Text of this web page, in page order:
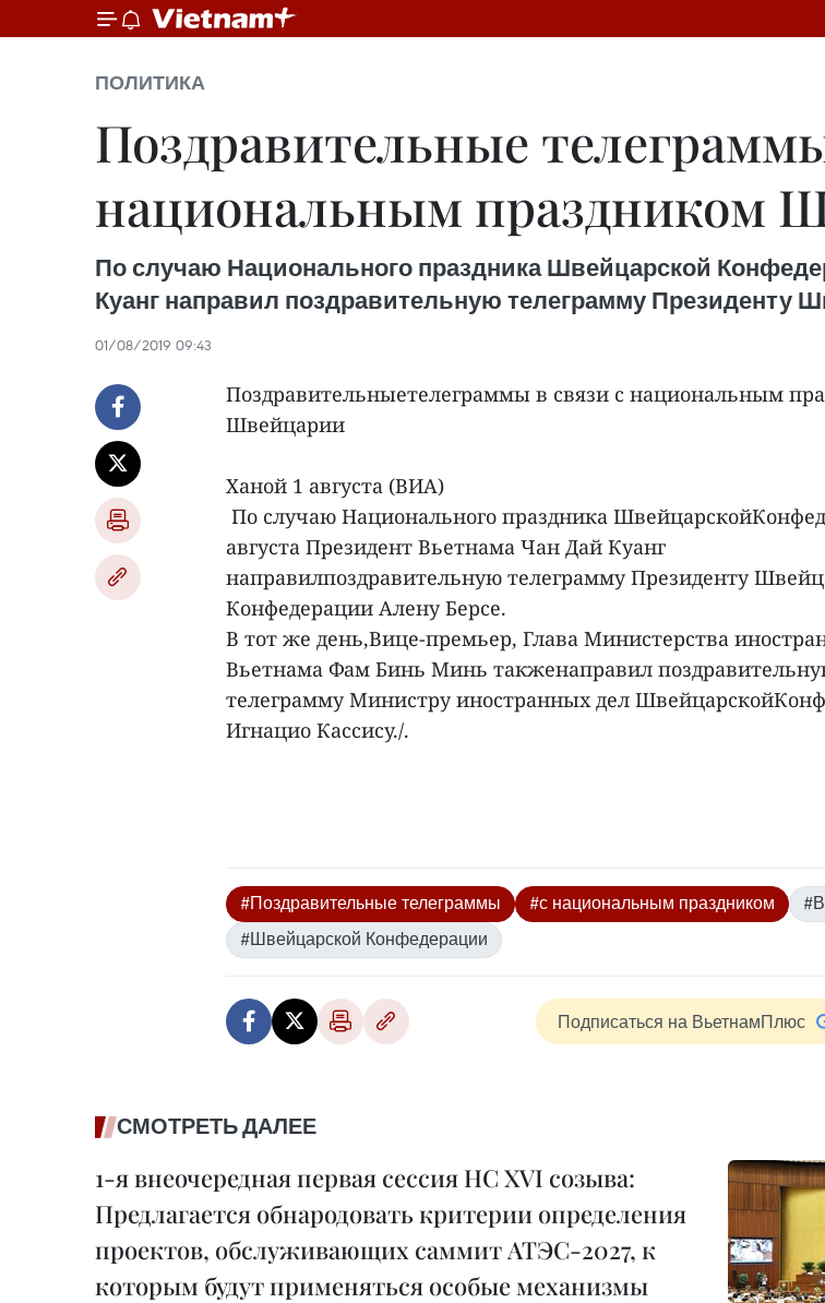
ПОЛИТИКА
Поздравительные
национальным праздником
По случаю Национального праздника Швейцарской
Куанг направил поздравительную телеграмму Президенту
01/08/2019 09:43
Поздравительныетелеграммы в связи с национальным
Швейцарии
Ханой 1 августа (ВИА)
По случаю Национального праздника
августа Президент Вьетнама Чан Дай Куанг
направилпоздравительную телеграмму Президенту
Конфедерации Алену Берсе.
В тот же день,Вице-премьер, Глава Министерства
Вьетнама Фам Бинь Минь такженаправил
телеграмму Министру иностранных дел
Игнацио Кассису./.
#Поздравительные телеграммы #с национальным праздником
#Швейцарской Конфедерации
Подписаться на ВьетнамПлюс
СМОТРЕТЬ ДАЛЕЕ
1-я внеочередная первая сессия НС XVI созыва:
Предлагается обнародовать критерии определения
проектов, обслуживающих саммит АТЭС-2027, к
которым будут применяться особые механизмы